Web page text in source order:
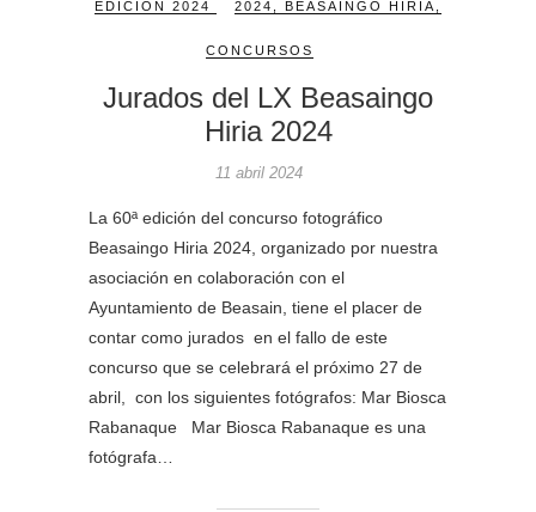
EDICIÓN 2024 2024 BEASAINGO HIRIA
CONCURSOS
Jurados del LX Beasaingo
Hiria 2024
11 abril 2024
La 60ª edición del concurso fotográfico
Beasaingo Hiria 2024, organizado por nuestra
asociación en colaboración con el
Ayuntamiento de Beasain, tiene el placer de
contar como jurados en el fallo de este
concurso que se celebrará el próximo 27 de
abril, con los siguientes fotógrafos: Mar Biosca
Rabanaque Mar Biosca Rabanaque es una
fotógrafa…